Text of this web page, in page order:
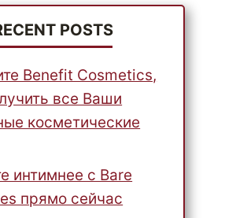
POSTS
Benefit Cosmetics,
все Ваши
косметические
интимнее с Bare
прямо сейчас